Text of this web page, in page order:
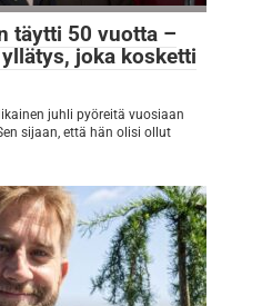
täytti 50 vuotta –
joka kosketti
juhli pyöreitä vuosiaan
sijaan, että hän olisi ollut